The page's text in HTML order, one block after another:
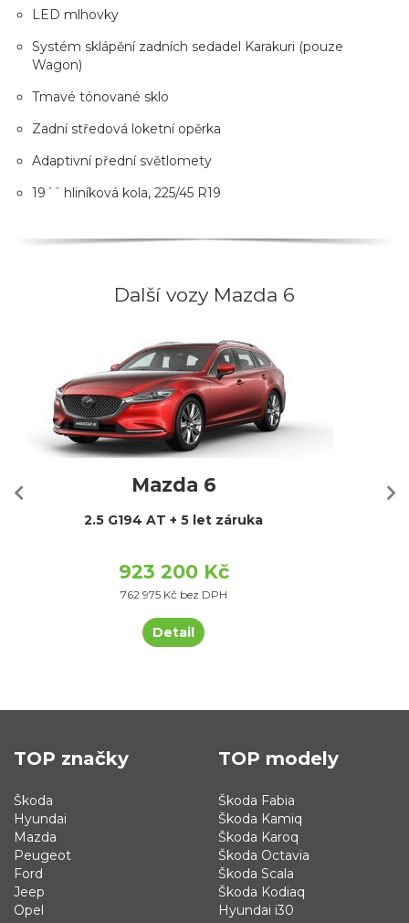
LED mlhovky
Systém sklápění zadních sedadel Karakuri (pouze
Wagon)
Tmavé tónované sklo
Zadní středová loketní opěrka
Adaptivní přední světlomety
19´´ hliníková kola, 225/45 R19
Další vozy Mazda 6
Mazda 6
2.5 G194 AT + 5 let záruka
923 200 Kč
762 975 Kč bez DPH
Detail
TOP značky
Škoda
Hyundai
Mazda
Peugeot
Ford
Jeep
Opel
TOP modely
Škoda Fabia
Škoda Kamiq
Škoda Karoq
Škoda Octavia
Škoda Scala
Škoda Kodiaq
Hyundai i30